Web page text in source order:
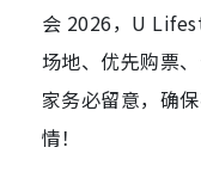
会 2026，U
场地、优先购票
家务必留意，确
情！